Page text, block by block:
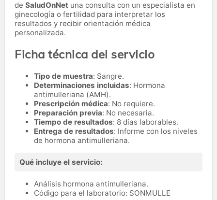
de SaludOnNet una consulta con un especialista en
ginecología o fertilidad para interpretar los
resultados y recibir orientación médica
personalizada.
Ficha técnica del servicio
Tipo de muestra: Sangre.
Determinaciones incluidas: Hormona
antimulleriana (AMH).
Prescripción médica: No requiere.
Preparación previa: No necesaria.
Tiempo de resultados: 8 días laborables.
Entrega de resultados: Informe con los niveles
de hormona antimulleriana.
Qué incluye el servicio:
Análisis hormona antimulleriana.
Código para el laboratorio: SONMULLE